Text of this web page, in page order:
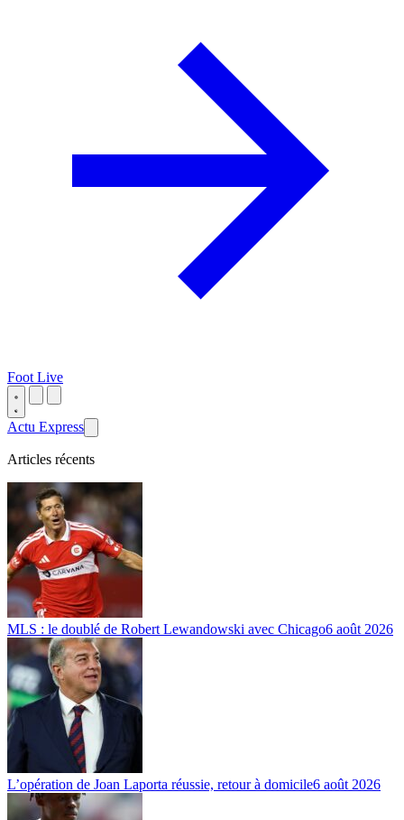
Foot Live
Actu Express
Articles récents
MLS : le doublé de Robert Lewandowski avec Chicago6 août 2026
L’opération de Joan Laporta réussie, retour à domicile6 août 2026